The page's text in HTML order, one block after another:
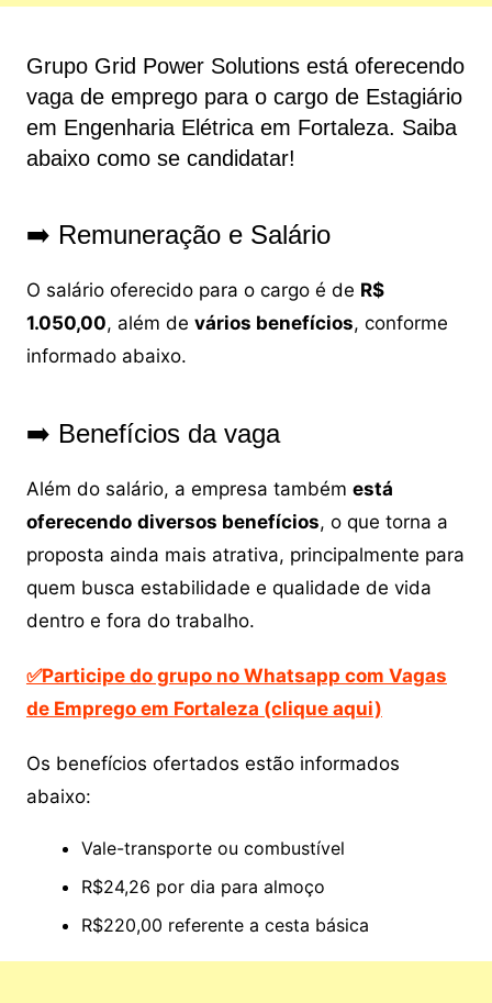
Grupo Grid Power Solutions está oferecendo
vaga de emprego para o cargo de Estagiário
em Engenharia Elétrica em Fortaleza. Saiba
abaixo como se candidatar!
➡️ Remuneração e Salário
O salário oferecido para o cargo é de R$
1.050,00, além de vários benefícios, conforme
informado abaixo.
➡️ Benefícios da vaga
Além do salário, a empresa também está
oferecendo diversos benefícios, o que torna a
proposta ainda mais atrativa, principalmente para
quem busca estabilidade e qualidade de vida
dentro e fora do trabalho.
✅Participe do grupo no Whatsapp com Vagas
de Emprego em Fortaleza (clique aqui)
Os benefícios ofertados estão informados
abaixo:
Vale-transporte ou combustível
R$24,26 por dia para almoço
R$220,00 referente a cesta básica